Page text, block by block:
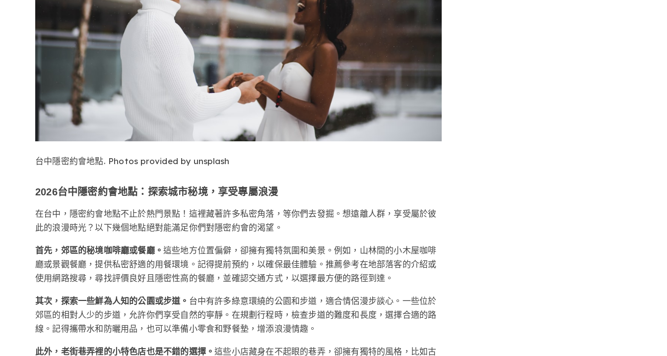
台中隱密約會地點. Photos provided by unsplash
2026台中隱密約會地點：探索城市秘境，享受專屬浪漫
在台中，隱密約會地點不止於熱門景點！這裡藏著許多私密角落，等你們去發掘。想遠離人群，享受屬於彼
此的浪漫時光？以下幾個地點絕對能滿足你們對隱密約會的渴望。
首先，郊區的秘境咖啡廳或餐廳。 這些地方位置偏僻，卻擁有獨特氛圍和美景。例如，山林間的小木屋咖啡
廳或景觀餐廳，提供私密舒適的用餐環境。記得提前預約，以確保最佳體驗。推薦參考在地部落客的介紹或
使用網路搜尋，尋找評價良好且隱密性高的餐廳，並確認交通方式，以選擇最方便的路徑到達。
其次，探索一些鮮為人知的公園或步道。 台中有許多綠意環繞的公園和步道，適合情侶漫步談心。一些位於
郊區的相對人少的步道，允許你們享受自然的寧靜。在規劃行程時，檢查步道的難度和長度，選擇合適的路
線。記得攜帶水和防曬用品，也可以準備小零食和野餐墊，增添浪漫情趣。
此外，老街巷弄裡的小特色店也是不錯的選擇。這些小店藏身在不起眼的巷弄，卻擁有獨特的風格，比如古